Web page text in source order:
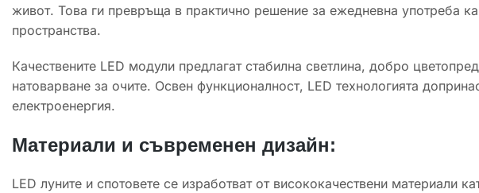
живот. Това ги превръща в практично решение за ежедневна употреба
пространства.
Качествените LED модули предлагат стабилна светлина, добро
натоварване за очите. Освен функционалност, LED технологията
електроенергия.
Материали и съвременен дизайн:
LED луните и спотовете се изработват от висококачествени материали